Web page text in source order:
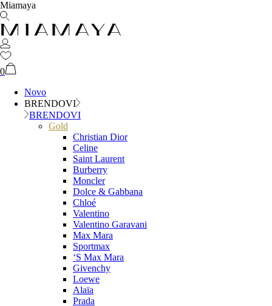
Miamaya
0
Novo
BRENDOVI
BRENDOVI
Gold
Christian Dior
Celine
Saint Laurent
Burberry
Moncler
Dolce & Gabbana
Chloé
Valentino
Valentino Garavani
Max Mara
Sportmax
‘S Max Mara
Givenchy
Loewe
Alaïa
Prada